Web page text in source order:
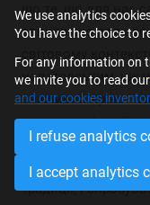
We use analytics
You have the choice to
For any information on
we invite you to read our
and our cookies
I refuse analytics
I accept analytics
що те, що для нас
звикли, що для нас
світовому
новаторським,
важливий крок –
виходити зі своїх
дивишся на
працюєш в
традиції, і